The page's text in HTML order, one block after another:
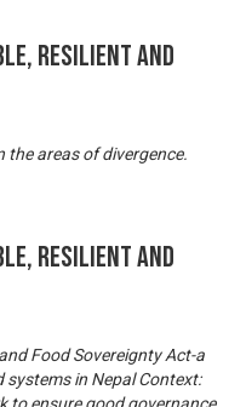
resilient and
the areas of divergence.
resilient and
Food Sovereignty Act-a
in Nepal Context:
to ensure good governance